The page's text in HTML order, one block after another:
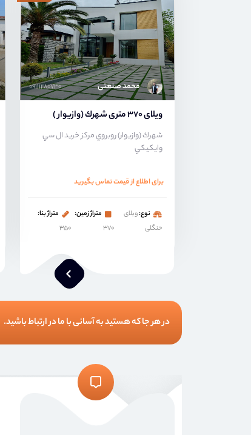
محمد صنعتی ۰۹۱۱۱۲۸۰۷۳۰
ویلای 370 متری شهرك (وازيوار )
شهرك (وازيوار) روبروي مركز خريد ال سي
وايكيكي
برای اطلاع از قیمت تماس بگیرید
نوع:ویلای
حنگلی
متراژ زمین:
۳۷۰
متراژ بنا:
۳۵۰
در هر جا که هستید به آسانی با ما در ارتباط باشید.